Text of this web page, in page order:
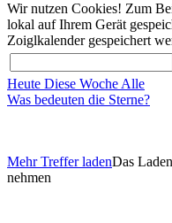
Wir nutzen Cookies! Zum
lokal auf Ihrem Gerät
Zoiglkalender gespeichert
Heute Diese Woche Alle
Was bedeuten die Sterne?
Mehr Treffer ladenDas
nehmen